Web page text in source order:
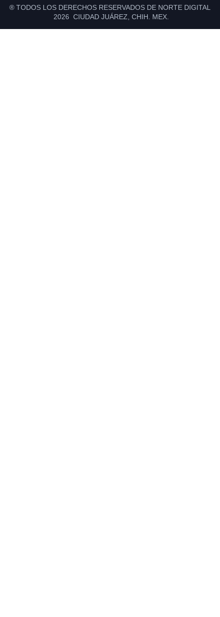
® TODOS LOS DERECHOS RESERVADOS DE NORTE DIGITAL
2026 CIUDAD JUÁREZ, CHIH. MEX.